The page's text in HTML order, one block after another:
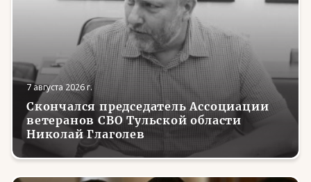
7 августа 2026 г.
Скончался председатель Ассоциации
ветеранов СВО Тульской области
Николай Глаголев